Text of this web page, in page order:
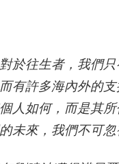
於往生者，我們
有許多海內外的
人如何，而是其
未來，我們不可忽